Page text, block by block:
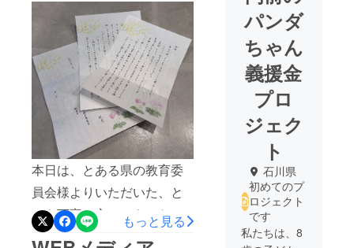
ただきました
本日は、とある県の教育委
員会様よりいただいた、と
ても丁寧で心のこもったお
手紙を、皆さまにも共有さ
もっと見る
パンダ
ちゃん
義援金
プロ
ジェク
ト
石川県
初めてのプ
ロジェクト
です
私たちは、8